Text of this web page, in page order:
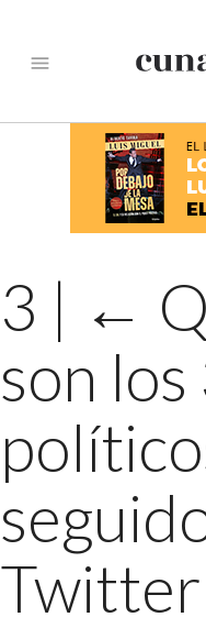
menu
3 | ←
son los
Twitter